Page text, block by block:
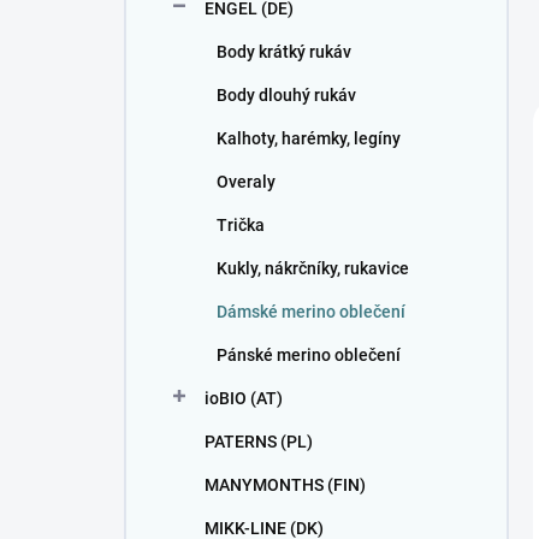
ENGEL (DE)
Body krátký rukáv
Body dlouhý rukáv
Kalhoty, harémky, legíny
Overaly
Trička
Kukly, nákrčníky, rukavice
Dámské merino oblečení
Pánské merino oblečení
ioBIO (AT)
PATERNS (PL)
MANYMONTHS (FIN)
MIKK-LINE (DK)